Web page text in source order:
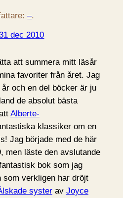
–.
dec 2010
att summera mitt läsår
favoriter från året. Jag
och en del böcker är ju
de absolut bästa
Alberte-
klassiker om en
Jag började med de här
men läste den avslutande
bok som jag
verkligen har dröjt
systerav Joyce